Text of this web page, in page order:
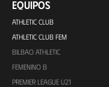
EQUIPOS
ATHLETIC CLUB
ATHLETIC CLUB FEM
BILBAO ATHLETIC
FEMENINO B
PREMIER LEAGUE U21